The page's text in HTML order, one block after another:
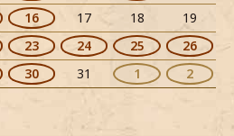
16 17 18
19
23 24 25
26
30 31 1 2